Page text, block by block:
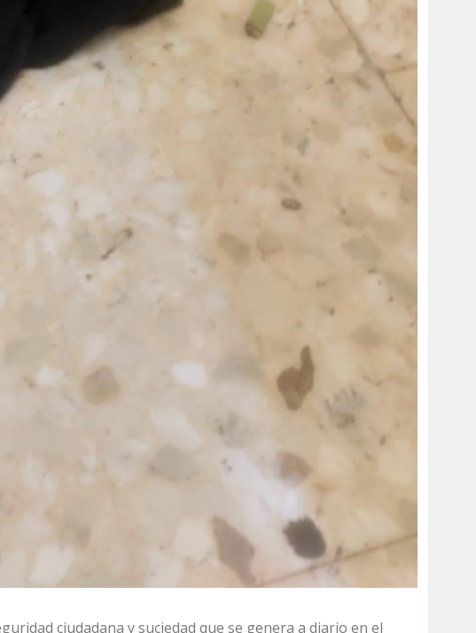
ciudadana y suciedad que se genera a diario en el